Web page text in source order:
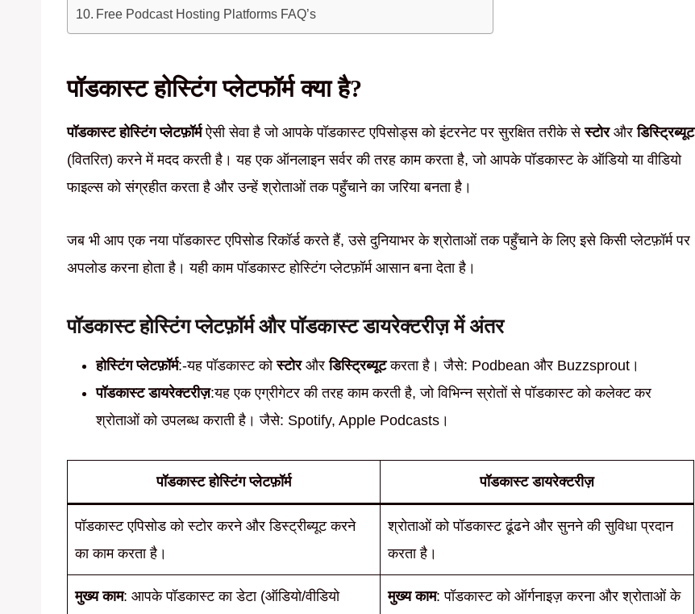
Free Podcast Hosting Platforms FAQ’s
पॉडकास्ट होस्टिंग प्लेटफॉर्म क्या है?
पॉडकास्ट होस्टिंग प्लेटफ़ॉर्मऐसी सेवा है जो आपके पॉडकास्ट एपिसोड्स को इंटरनेट पर सुरक्षित तरीके सेस्टोरऔरडिस्ट्रिब्यूट
(वितरित) करने में मदद करती है। यह एक ऑनलाइन सर्वर की तरह काम करता है, जो आपके पॉडकास्ट के ऑडियो या वीडियो
फाइल्स को संग्रहीत करता है और उन्हें श्रोताओं तक पहुँचाने का जरिया बनता है।
जब भी आप एक नया पॉडकास्ट एपिसोड रिकॉर्ड करते हैं, उसे दुनियाभर के श्रोताओं तक पहुँचाने के लिए इसे किसी प्लेटफ़ॉर्म पर
अपलोड करना होता है। यही काम पॉडकास्ट होस्टिंग प्लेटफ़ॉर्म आसान बना देता है।
पॉडकास्ट होस्टिंग प्लेटफ़ॉर्म और पॉडकास्ट डायरेक्टरीज़ में अंतर
होस्टिंग प्लेटफ़ॉर्म:-यह पॉडकास्ट कोस्टोरऔरडिस्ट्रिब्यूटकरता है। जैसे: Podbean और Buzzsprout।
पॉडकास्ट डायरेक्टरीज़:यह एक एग्रीगेटर की तरह काम करती है, जो विभिन्न स्रोतों से पॉडकास्ट को कलेक्ट कर
श्रोताओं को उपलब्ध कराती है। जैसे: Spotify, Apple Podcasts।
पॉडकास्ट होस्टिंग प्लेटफ़ॉर्म पॉडकास्ट डायरेक्टरीज़
पॉडकास्ट एपिसोड को स्टोर करने और डिस्ट्रीब्यूट करने
का काम करता है।
श्रोताओं को पॉडकास्ट ढूंढने और सुनने की सुविधा प्रदान
करता है।
मुख्य काम: आपके पॉडकास्ट का डेटा (ऑडियो/वीडियो
मुख्य काम: पॉडकास्ट को ऑर्गनाइज़ करना और श्रोताओं के